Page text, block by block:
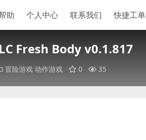
助 个人中心 联系我们 快捷工单
Fresh Body v0.1.817
冒险游戏 动作游戏 0 35